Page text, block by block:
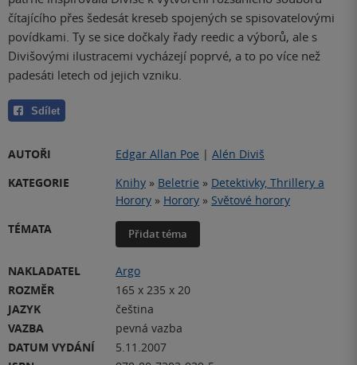
čítajícího přes šedesát kreseb spojených se spisovatelovými
povídkami. Ty se sice dočkaly řady reedic a výborů, ale s
Divišovými ilustracemi vycházejí poprvé, a to po více než
padesáti letech od jejich vzniku.
Sdílet
AUTOŘI Edgar Allan Poe | Alén Diviš
KATEGORIE
Knihy » Beletrie » Detektivky, Thrillery a
Horory » Horory » Světové horory
TÉMATA
Přidat téma
NAKLADATEL
Argo
ROZMĚR
165 x 235 x 20
JAZYK
čeština
VAZBA
pevná vazba
DATUM VYDÁNÍ
5.11.2007